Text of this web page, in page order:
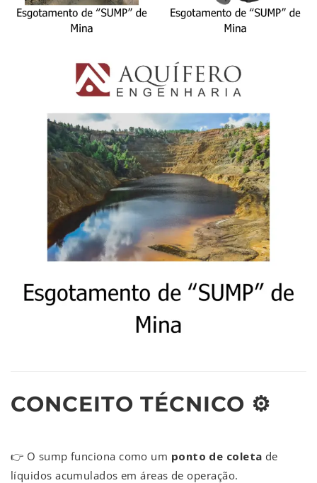
CONCEITO TÉCNICO ⚙️
👉 O sump funciona como um ponto de coleta de
líquidos acumulados em áreas de operação.